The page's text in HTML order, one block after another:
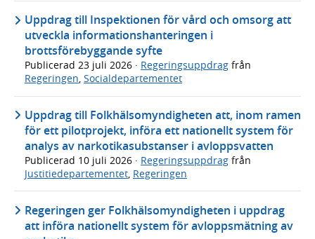
Uppdrag till Inspektionen för vård och omsorg att
utveckla informationshanteringen i
brottsförebyggande syfte
Publicerad 23 juli 2026 · Regeringsuppdrag från
Regeringen, Socialdepartementet
Uppdrag till Folkhälsomyndigheten att, inom ramen
för ett pilotprojekt, införa ett nationellt system för
analys av narkotikasubstanser i avloppsvatten
Publicerad 10 juli 2026 · Regeringsuppdrag från
Justitiedepartementet, Regeringen
Regeringen ger Folkhälsomyndigheten i uppdrag
att införa nationellt system för avloppsmätning av